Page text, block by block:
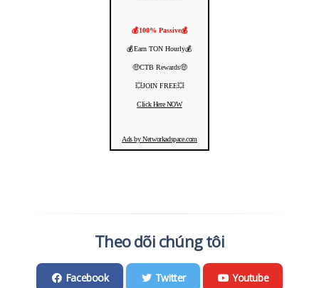
💰100% Passive💰
💰Earn TON Hourly💰
🤑CTB Rewards🤑
💥JOIN FREE💥
Click Here NOW
Ads by Networkadspace.com
Theo dõi chúng tôi
Facebook Twitter Youtube